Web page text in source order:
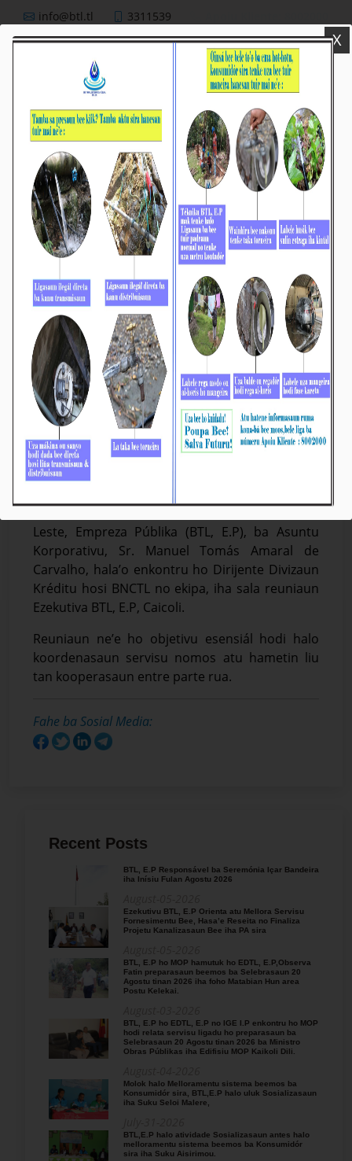
info@btl.tl 3311539
KE BTL, E.P Enkontru Koordenasaun ho Ekipa
BNCTL
Média_BTL, E.P 17-Setembru-2025
Díli, 17/09/2025, Vise-Prezidente KE BTL, E.P, ba
Leste, Empreza Públika (BTL, E.P), ba Asuntu
Korporativu, Sr. Manuel Tomás Amaral de
Carvalho, hala’o enkontru ho Dirijente Divizaun
Kréditu hosi BNCTL no ekipa, iha sala reuniaun
Ezekutiva BTL, E.P, Caicoli.
Reuniaun ne’e ho objetivu esensiál hodi halo
koordenasaun servisu nomos atu hametin liu
tan kooperasaun entre parte rua.
Fahe ba Sosial Media:
Recent Posts
BTL, E.P Responsável ba Seremónia Içar Bandeira
iha Inísiu Fulan Agostu 2026
Ezekutivu BTL, E.P Orienta atu Mellora Servisu
Fornesimentu Bee, Hasa’e Reseita no Finaliza
Projetu Kanalizasaun Bee iha PA sira
BTL, E.P ho MOP hamutuk ho EDTL, E.P,Observa
Fatin preparasaun beemos ba Selebrasaun 20
Agostu tinan 2026 iha foho Matabian Hun area
Postu Kelekai.
BTL, E.P ho EDTL, E.P no IGE I.P enkontru ho MOP
hodi relata servisu ligadu ho preparasaun ba
Selebrasaun 20 Agostu tinan 2026 ba Ministro
Obras Públikas iha Edifisiu MOP Kaikoli Dili.
Molok halo Melloramentu sistema beemos ba
Konsumidór sira, BTL,E.P halo uluk Sosializasaun
iha Suku Seloi Malere,
BTL,E.P halo atividade Sosializasaun antes halo
melloramentu sistema beemos ba Konsumidór
sira iha Suku Aisirimou.
X